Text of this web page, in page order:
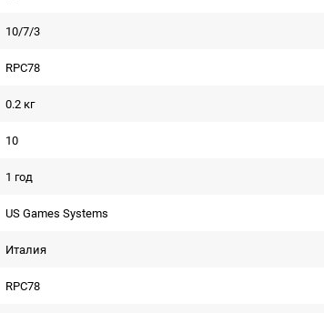
10/7/3
RPC78
0.2 кг
10
1 год
US Games Systems
Италия
RPC78